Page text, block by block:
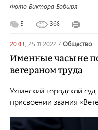
Фото Виктора Бобыря
5 368
20:03, 25.11.2022 / общество
Именные часы не
ветераном труда
Ухтинский городской
присвоении звания